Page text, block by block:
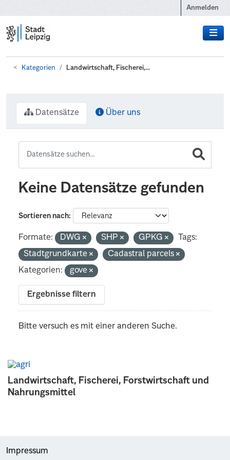
Anmelden
Kategorien Landwirtschaft, Fischerei,...
Landwirtschaft, Fischerei, Forstwirtschaft und
Nahrungsmittel
Datensätze Über uns
Keine Datensätze gefunden
Sortieren nach
Formate: DWG SHP GPKG
Tags:
Stadtgrundkarte
Cadastral parcels
Kategorien:
gove
Ergebnisse filtern
Bitte versuch es mit einer anderen Suche.
Impressum